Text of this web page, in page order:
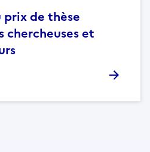
prix de thèse
chercheuses et